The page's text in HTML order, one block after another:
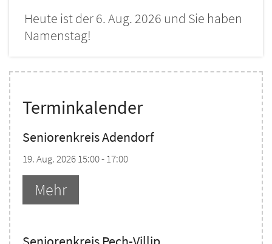
Heute ist der 6. Aug. 2026 und Sie haben
Namenstag!
Terminkalender
Seniorenkreis Adendorf
19. Aug. 2026 15:00 - 17:00
Mehr